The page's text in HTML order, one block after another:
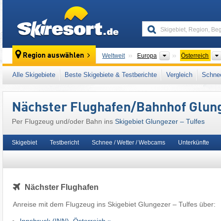
Region auswählen Weltweit Europa Kontinente
Österreich
Dieses Skigebiet liegt auch in: SKI plus
Tiroler Alpen Zentrale
Mitteleuropa, Europäische Union
Alle Skigebiete Beste Skigebiete & Testberichte Vergleich
Nächster Flughafen/Bahnhof
Per Flugzeug und/oder Bahn ins Skigebiet Glungezer – Tulfes
Skigebiet Testbericht Schnee / Wetter / Webcams Unterkünfte
Nächster Flughafen
Anreise mit dem Flugzeug ins Skigebiet Glungezer – Tulfes über: